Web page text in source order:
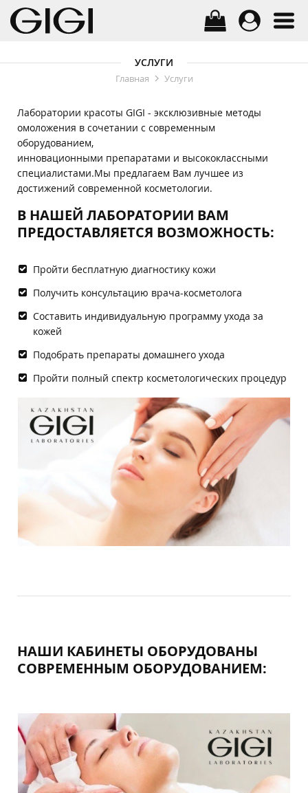
УСЛУГИ
Главная Услуги
Лаборатории красоты GIGI - эксклюзивные методы
омоложения в сочетании с современным
оборудованием,
инновационными препаратами и высококлассными
специалистами.Мы предлагаем Вам лучшее из
достижений современной косметологии.
В НАШЕЙ ЛАБОРАТОРИИ ВАМ
ПРЕДОСТАВЛЯЕТСЯ ВОЗМОЖНОСТЬ:
Пройти бесплатную диагностику кожи
Получить консультацию врача-косметолога
Составить индивидуальную программу ухода за
кожей
Подобрать препараты домашнего ухода
Пройти полный спектр косметологических процедур
НАШИ КАБИНЕТЫ ОБОРУДОВАНЫ
СОВРЕМЕННЫМ ОБОРУДОВАНИЕМ: